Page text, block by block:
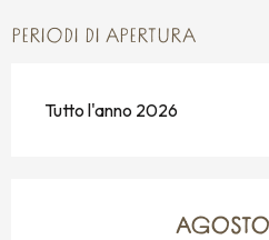
PERIODI DI APERTURA
Tutto l'anno 2026